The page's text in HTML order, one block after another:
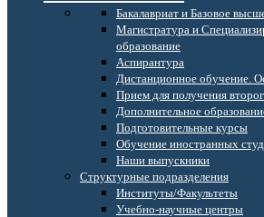
Бакалавриат и Базовое
Магистратура и
образование
Аспирантура
Дистанционное обучение.
Прием для получения
Дополнительное
Подготовительные курсы
Обучение иностранных
Наши выпускники
Структурные подразделения
Институты/Факультеты
Учебно-научные центры